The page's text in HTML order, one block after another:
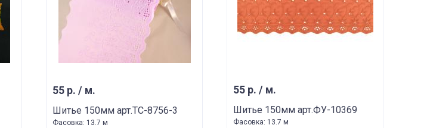
55 р. / м.
Шитье 150мм арт.TC-8756-3
Фасовка: 13.7 м
55 р. / м.
Шитье 150мм арт.ФУ-10369
Фасовка: 13.7 м